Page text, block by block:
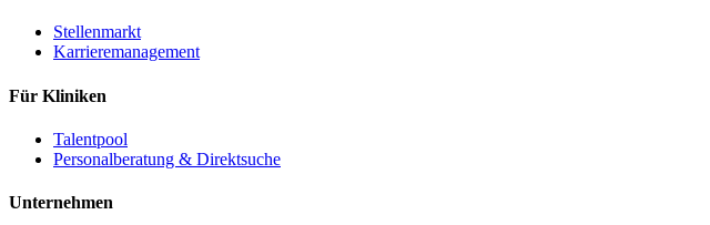
Stellenmarkt
Karrieremanagement
Für Kliniken
Talentpool
Personalberatung & Direktsuche
Unternehmen